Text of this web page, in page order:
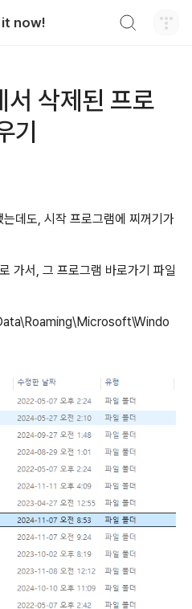
it now!
서 삭제된 프로
기
데도, 시작 프로그램에 찌꺼기가
가서, 그 프로그램 바로가기 파일